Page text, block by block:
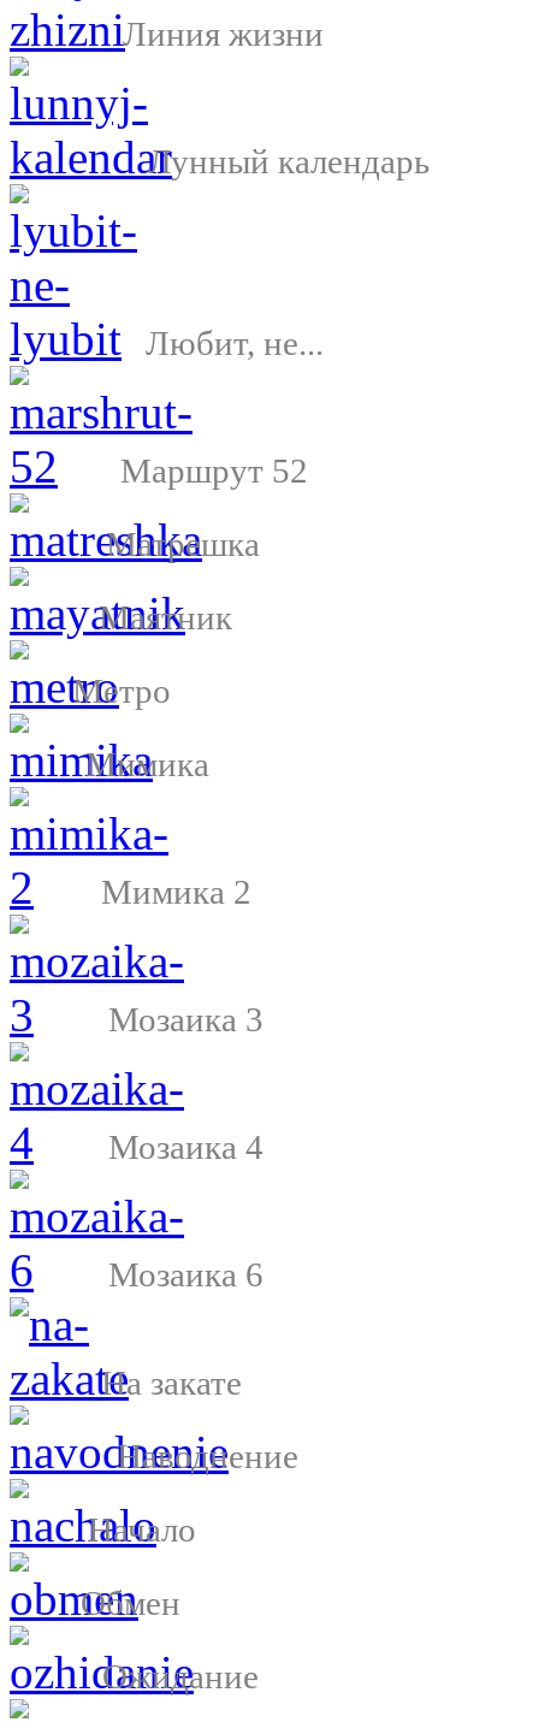
Линия жизни
Лунный календарь
Любит, не...
Маршрут 52
Матрешка
Маятник
Метро
Мимика
Мимика 2
Мозаика 3
Мозаика 4
Мозаика 6
На закате
Наводнение
Начало
Обмен
Ожидание